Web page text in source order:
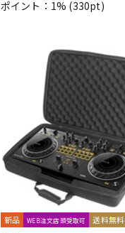
ポイント：1% (330pt)
新品 WEB注文店頭受取可 送料無料